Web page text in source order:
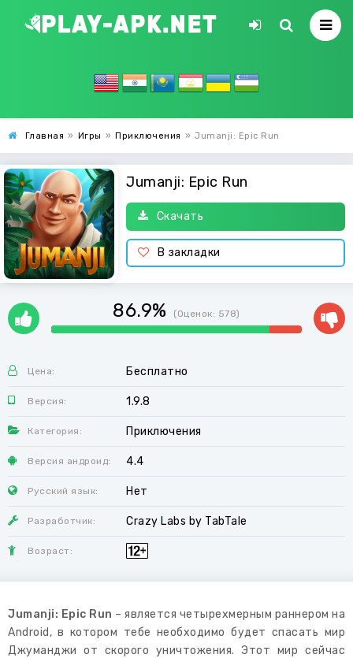
Главная » Игры » Приключения » Jumanji: Epic Run
Jumanji: Epic Run
Скачать
В закладки
86.9% (Оценок: 578)
Цена: Бесплатно
Версия: 1.9.8
Категория: Приключения
Версия андроид: 4.4
Русский язык: Нет
Разработчик: Crazy Labs by TabTale
Возраст:
Jumanji: Epic Run – является четырехмерным раннером на
Android, в котором тебе необходимо будет спасать мир
Джуманджи от скорого уничтожения. Этот мир сейчас